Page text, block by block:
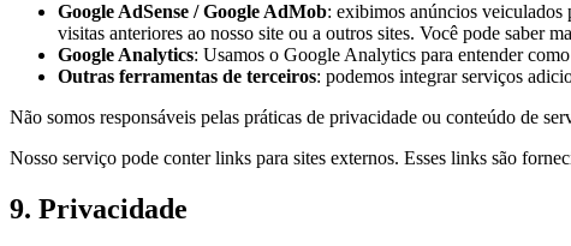
Google AdSense / Google AdMob: exibimos anúncios veiculados
visitas anteriores ao nosso site ou a outros sites. Você pode saber
Google Analytics: Usamos o Google Analytics para entender
Outras ferramentas de terceiros: podemos integrar serviços
Não somos responsáveis ​​pelas práticas de privacidade ou conteúdo de
Nosso serviço pode conter links para sites externos. Esses links são
9. Privacidade